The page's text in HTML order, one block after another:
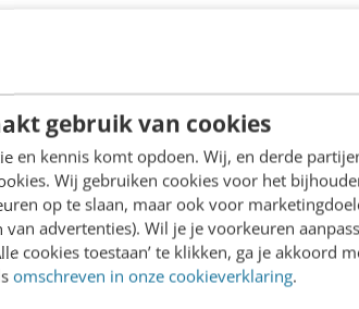
gebruik van cookies
en kennis komt opdoen. Wij, en derde
Wij gebruiken cookies voor het
op te slaan, maar ook voor
advertenties). Wil je je voorkeuren
cookies toestaan’ te klikken, ga je akkoord
omschreven in onze cookieverklaring.
wil benutten. Of je nu
beter wil bereiken met social
ideaal voor marcom-
marketeers die hun
aan impactvolle content.